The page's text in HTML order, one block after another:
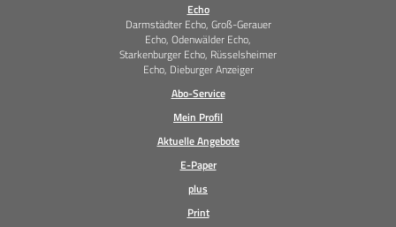
Echo
Darmstädter Echo, Groß-Gerauer
Echo, Odenwälder Echo,
Starkenburger Echo, Rüsselsheimer
Echo, Dieburger Anzeiger
Abo-Service
Mein Profil
Aktuelle Angebote
E-Paper
plus
Print